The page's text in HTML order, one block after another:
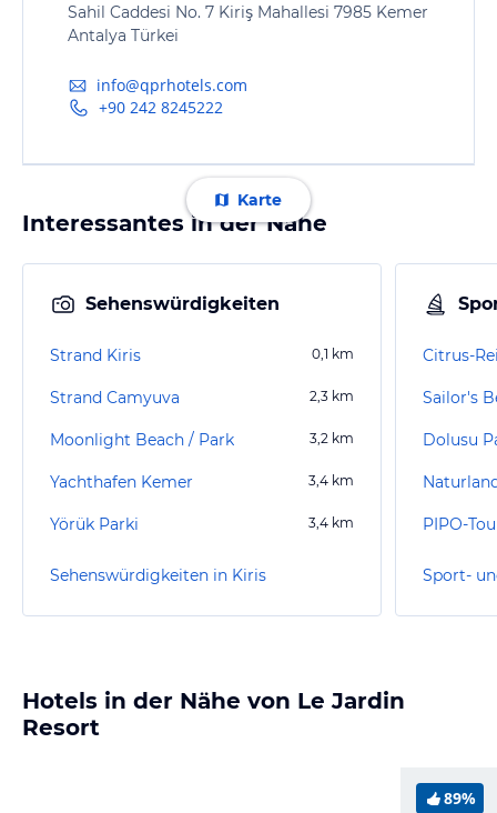
Sahil Caddesi No. 7 Kiriş Mahallesi 7985 Kemer
Antalya Türkei
info@qprhotels.com
+90 242 8245222
Karte
Interessantes in der Nähe
Sehenswürdigkeiten
Strand Kiris 0,1 km
Strand Camyuva 2,3 km
Moonlight Beach / Park 3,2 km
Yachthafen Kemer 3,4 km
Yörük Parki 3,4 km
Sehenswürdigkeiten in Kiris
Citrus-
Sailor's
Dolusu
PIPO-
Sport-
Hotels in der Nähe von Le Jardin
Resort
89%